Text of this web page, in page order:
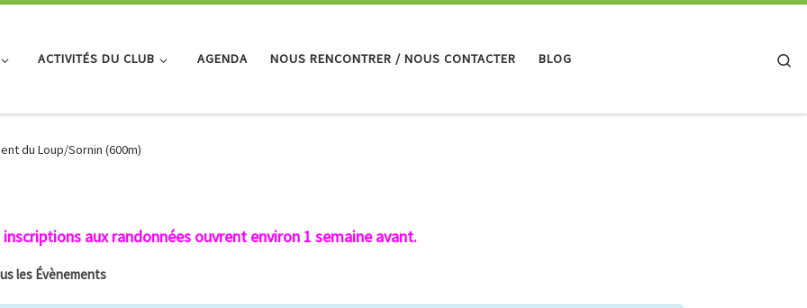
ACTIVITÉS DU CLUB AGENDA NOUS RENCONTRER / NOUS CONTACTER BLOG
du Loup/Sornin (600m)
inscriptions aux randonnées ouvrent environ 1 semaine avant.
les Évènements